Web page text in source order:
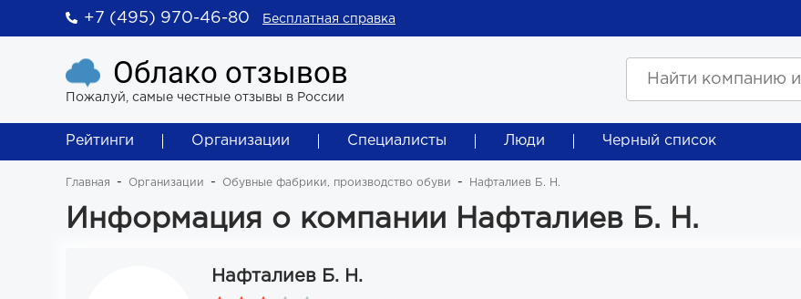
+7 (495) 970-46-80 Бесплатная справка
Облако отзывов
Пожалуй, самые честные отзывы в России
Рейтинги Организации Специалисты Люди Черный список
Главная Организации Обувные фабрики, производство обуви Нафталиев Б. Н.
Информация о компании Нафталиев Б. Н.
Нафталиев Б. Н.